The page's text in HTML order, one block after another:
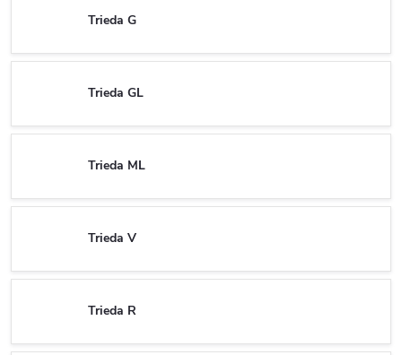
Trieda G
Trieda GL
Trieda ML
Trieda V
Trieda R